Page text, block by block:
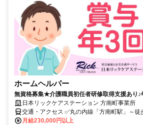
ホームヘルパー
無資格募集★介護職員初任者研修取得支援あり♪
日本リックケアステーション 方南町事業所
交通・アクセス ✅丸の内線「方南町駅」～徒
月給230,000円以上